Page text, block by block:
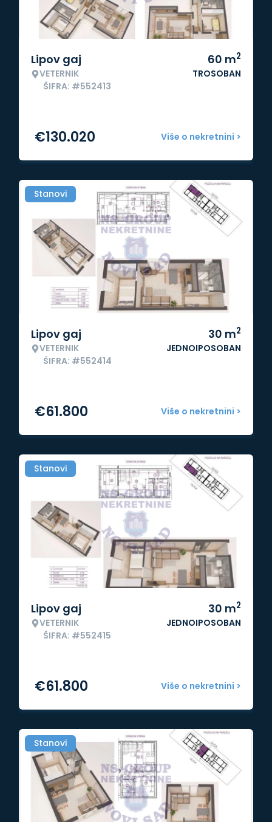
Lipov gaj
VETERNIK
ŠIFRA: #552413
60 m2
TROSOBAN
Više o nekretnini >
€130.020
Stanovi
Lipov gaj
VETERNIK
ŠIFRA: #552414
30 m2
JEDNOIPOSOBAN
Više o nekretnini >
€61.800
Stanovi
Lipov gaj
VETERNIK
ŠIFRA: #552415
30 m2
JEDNOIPOSOBAN
Više o nekretnini >
€61.800
Stanovi